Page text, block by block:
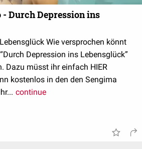
Durch Depression ins
Wie versprochen könnt
Depression ins Lebensglück”
Dazu müsst ihr einfach HIER
kostenlos in den den Sengima
continue